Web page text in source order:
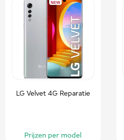
LG Velvet 4G Reparatie
Prijzen per model